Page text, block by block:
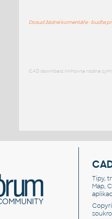
Dosud žádné komentáře - buďte
CAD download: knihovna rodina
Tipy,
Map,